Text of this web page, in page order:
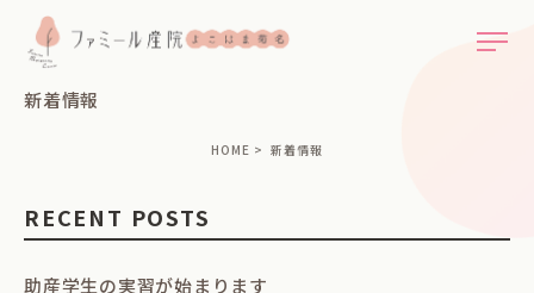
新着情報
HOME 新着情報
RECENT POSTS
助産学生の実習が始まります